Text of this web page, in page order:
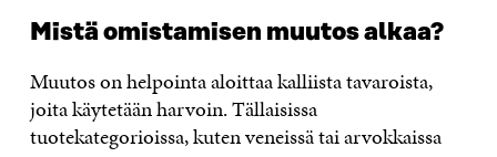
Mistä omistamisen muutos alkaa?
Muutos on helpointa aloittaa kalliista tavaroista,
joita käytetään harvoin. Tällaisissa
tuotekategorioissa, kuten veneissä tai arvokkaissa